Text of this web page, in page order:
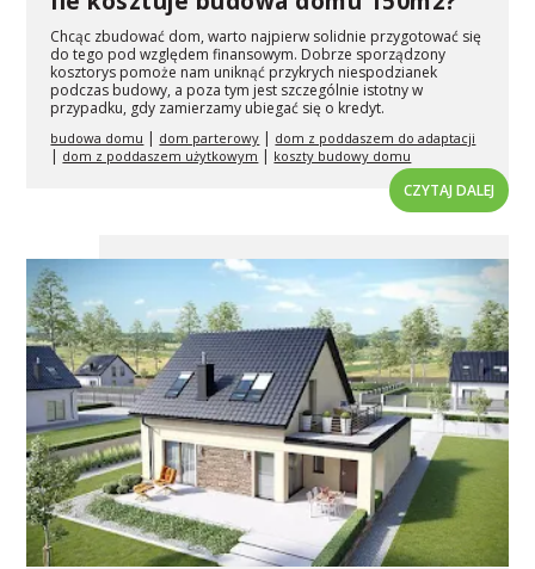
Chcąc zbudować dom, warto najpierw solidnie przygotować się
do tego pod względem finansowym. Dobrze sporządzony
kosztorys pomoże nam uniknąć przykrych niespodzianek
podczas budowy, a poza tym jest szczególnie istotny w
przypadku, gdy zamierzamy ubiegać się o kredyt.
budowa domu | dom parterowy | dom z poddaszem do adaptacji
| dom z poddaszem użytkowym | koszty budowy domu
CZYTAJ DALEJ